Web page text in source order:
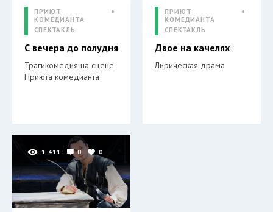
ПРИЮТ
КОМЕДИАНТА
СПЕКТАКЛЬ
С вечера до полудня
Трагикомедия на сцене
Приюта комедианта
ПРИЮТ
КОМЕДИАНТА
СПЕКТАКЛЬ
Двое на качелях
Лирическая драма
1 411 0 0